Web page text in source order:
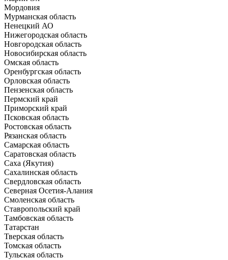
Мордовия
Мурманская область
Ненецкий АО
Нижегородская область
Новгородская область
Новосибирская область
Омская область
Оренбургская область
Орловская область
Пензенская область
Пермский край
Приморский край
Псковская область
Ростовская область
Рязанская область
Самарская область
Саратовская область
Саха (Якутия)
Сахалинская область
Свердловская область
Северная Осетия-Алания
Смоленская область
Ставропольский край
Тамбовская область
Татарстан
Тверская область
Томская область
Тульская область